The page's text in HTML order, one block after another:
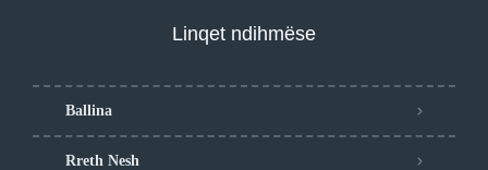
Linqet ndihmëse
Ballina
Rreth Nesh